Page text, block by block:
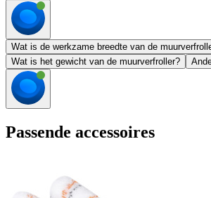
Wat is de werkzame breedte van de
Wat is het gewicht van de muurverfroller?
Passende accessoires